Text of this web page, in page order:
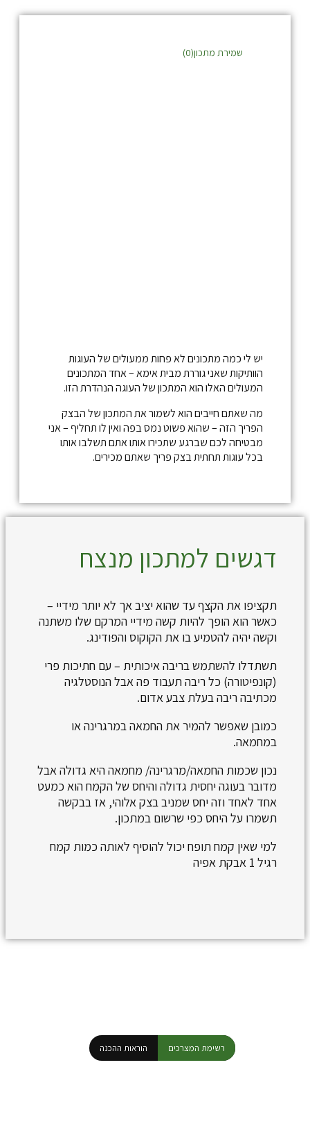
שמירת מתכון(0
)
יש לי כמה מתכונים לא פחות ממעולים של העוגות
הוותיקות שאני גוררת מבית אימא – אחד המתכונים
המעולים האלו הוא המתכון של העוגה הנהדרת הזו.
מה שאתם חייבים הוא לשמור את המתכון של הבצק
הפריך הזה – שהוא פשוט נמס בפה ואין לו תחליף – אני
מבטיחה לכם שברגע שתכירו אותו אתם תשלבו אותו
בכל עוגות תחתית בצק פריך שאתם מכירים.
דגשים למתכון מנצח
תקציפו את הקצף עד שהוא יציב אך לא יותר מידיי –
כאשר הוא הופך להיות קשה מידיי המרקם שלו משתנה
וקשה יהיה להטמיע בו את הקוקוס והפודינג.
תשתדלו להשתמש בריבה איכותית – עם חתיכות פרי
(קונפיטורה) כל ריבה תעבוד פה אבל הנוסטלגיה
מכתיבה ריבה בעלת צבע אדום.
כמובן שאפשר להמיר את החמאה במרגרינה או
במחמאה.
נכון שכמות החמאה/מרגרינה/ מחמאה היא גדולה אבל
מדובר בעוגה יחסית גדולה והיחס של הקמח הוא כמעט
אחד לאחד וזה יחס שמניב בצק אלוהי, אז בבקשה
תשמרו על היחס כפי שרשום במתכון.
למי שאין קמח תופח יכול להוסיף לאותה כמות קמח
רגיל 1 אבקת אפיה
רשימת המצרכים הוראות ההכנה